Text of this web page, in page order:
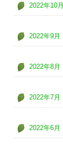
2022年10月
2022年9月
2022年8月
2022年7月
2022年6月